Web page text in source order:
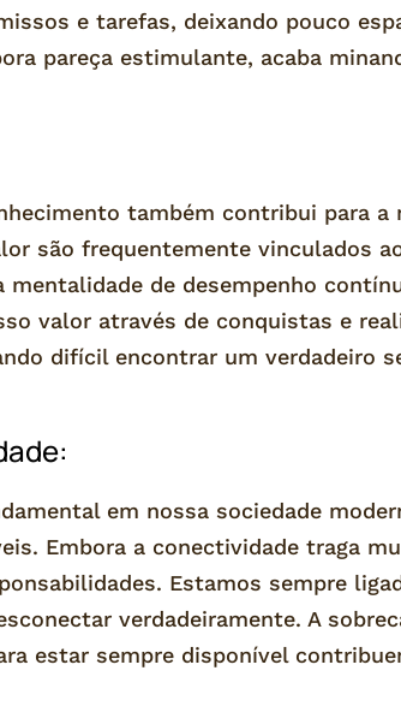
e tarefas, deixando pouco
pareça estimulante, acaba
também contribui para a
são frequentemente vinculados
de desempenho
valor através de conquistas e
difícil encontrar um verdadeiro
em nossa sociedade
Embora a conectividade traga
Estamos sempre
verdadeiramente. A
estar sempre disponível